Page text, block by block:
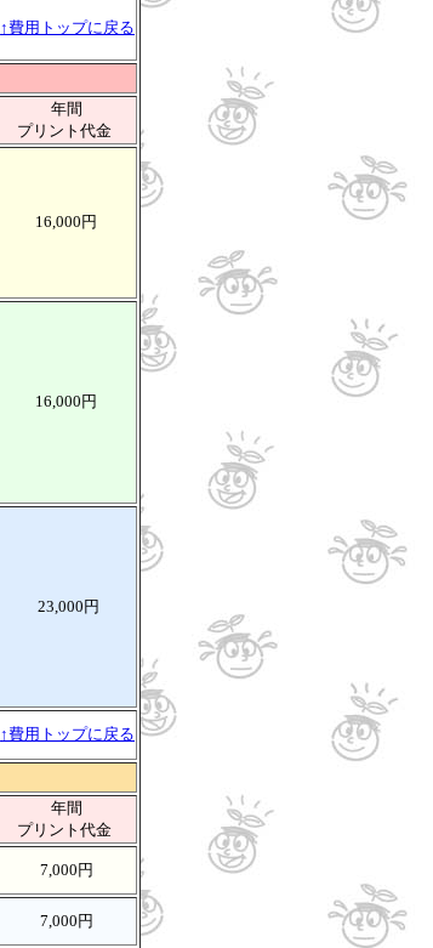
↑費用トップに戻る
年間
プリント代金
16,000円
16,000円
23,000円
↑費用トップに戻る
年間
プリント代金
7,000円
7,000円